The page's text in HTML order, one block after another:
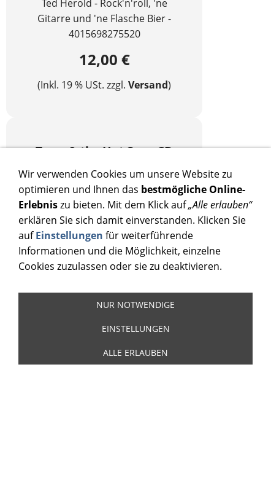
Ted Herold - Rock'n'roll, 'ne
Gitarre und 'ne Flasche Bier -
4015698275520
12,00 €
(Inkl. 19 % USt. zzgl. Versand)
Terry & the Hot Sox - CD
Real Rock Drive - K-TELCD3656
13,00 €
(Inkl. 19 % USt. zzgl.Versand)
Wir verwenden Cookies um unsere Website zu
optimieren und Ihnen das bestmögliche Online-
Erlebniszu bieten. Mit dem Klick auf„Alle erlauben“
erklären Sie sich damit einverstanden. Klicken Sie
aufEinstellungen für weiterführende
Informationen und die Möglichkeit, einzelne
Cookies zuzulassen oder sie zu deaktivieren.
NUR NOTWENDIGE
EINSTELLUNGEN
ALLE ERLAUBEN